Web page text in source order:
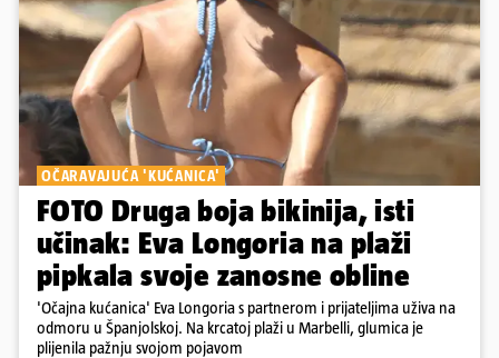
OČARAVAJUĆA 'KUĆANICA'
FOTO Druga boja bikinija, isti
učinak: Eva Longoria na plaži
pipkala svoje zanosne obline
'Očajna kućanica' Eva Longoria s partnerom i prijateljima uživa na
odmoru u Španjolskoj. Na krcatoj plaži u Marbelli, glumica je
plijenila pažnju svojom pojavom